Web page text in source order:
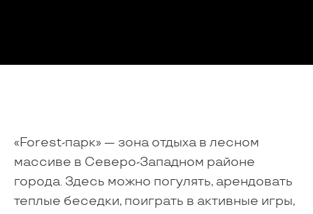
«Forest-парк» — зона отдыха в лесном
массиве в Северо-Западном районе
города. Здесь можно погулять, арендовать
теплые беседки, поиграть в активные игры,